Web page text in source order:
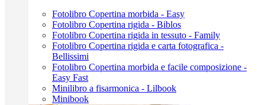
Fotolibro Copertina morbida - Easy
Fotolibro Copertina rigida - Biblos
Fotolibro Copertina rigida in tessuto - Family
Fotolibro Copertina rigida e carta fotografica -
Bellissimi
Fotolibro Copertina morbida e facile composizione -
Easy Fast
Minilibro a fisarmonica - Lilbook
Minibook